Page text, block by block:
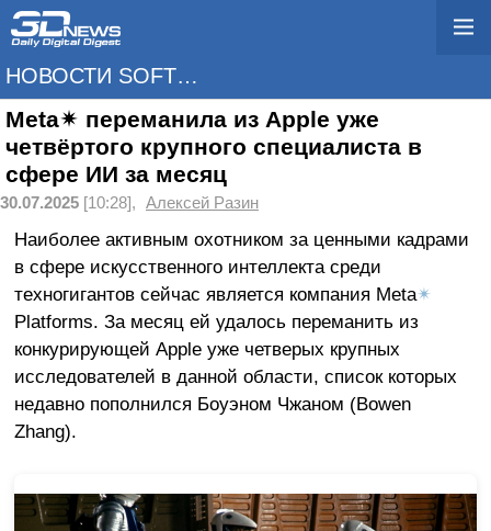
НОВОСТИ SOFTWARE
Meta✴ переманила из Apple уже
четвёртого крупного специалиста в
сфере ИИ за месяц
30.07.2025 [10:28], Алексей Разин
Наиболее активным охотником за ценными кадрами
в сфере искусственного интеллекта среди
техногигантов сейчас является компания Meta✴
Platforms. За месяц ей удалось переманить из
конкурирующей Apple уже четверых крупных
исследователей в данной области, список которых
недавно пополнился Боуэном Чжаном (Bowen
Zhang).